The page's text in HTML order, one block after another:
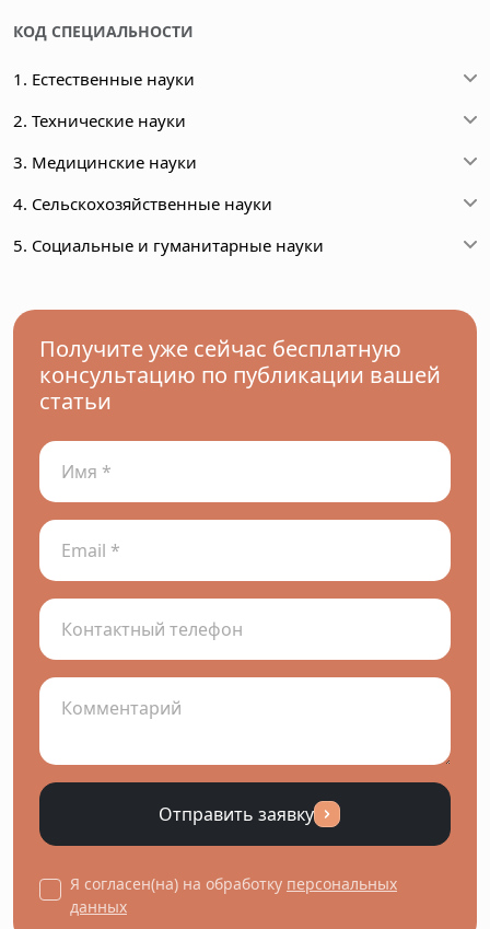
КОД СПЕЦИАЛЬНОСТИ
1. Естественные науки
2. Технические науки
3. Медицинские науки
4. Сельскохозяйственные науки
5. Социальные и гуманитарные науки
Получите уже сейчас бесплатную
консультацию по публикации вашей
статьи
Отправить заявку
Я согласен(на) на обработку персональных
данных